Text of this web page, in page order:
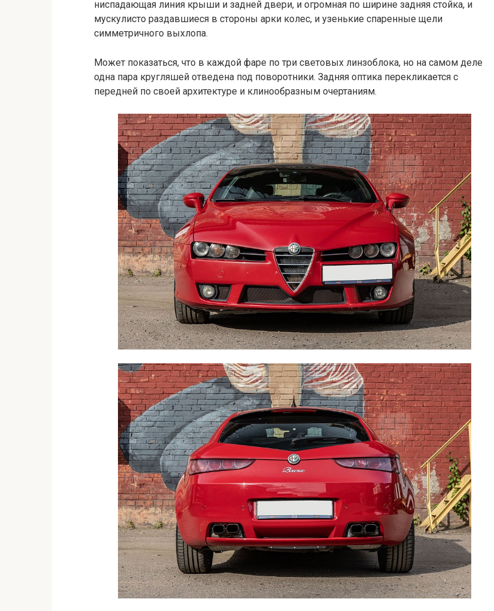
ниспадающая линия крыши и задней двери, и огромная по ширине задняя стойка, и
мускулисто раздавшиеся в стороны арки колес, и узенькие спаренные щели
симметричного выхлопа.
Может показаться, что в каждой фаре по три световых линзоблока, но на самом деле
одна пара кругляшей отведена под поворотники. Задняя оптика перекликается с
передней по своей архитектуре и клинообразным очертаниям.